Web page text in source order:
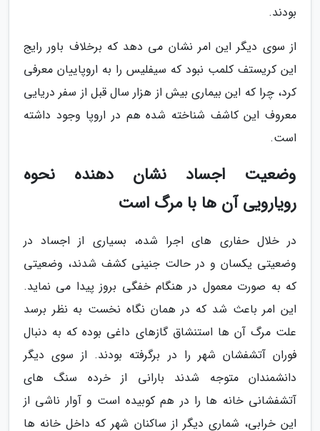
بودند.
از سوی دیگر این امر نشان می دهد که برخلاف باور رایج
این کریستف کلمب نبود که سیفلیس را به اروپاییان معرفی
کرد، چرا که این بیماری بیش از هزار سال قبل از سفر دریایی
معروف این کاشف شناخته شده هم در اروپا وجود داشته
است.
وضعیت اجساد نشان دهنده نحوه
رویارویی آن ها با مرگ است
در خلال حفاری های اجرا شده، بسیاری از اجساد در
وضعیتی یکسان و در حالت جنینی کشف شدند، وضعیتی
که به صورت معمول در هنگام خفگی بروز پیدا می نماید.
این امر باعث شد که در همان نگاه نخست به نظر برسد
علت مرگ آن ها استنشاق گازهای داغی بوده که به دنبال
فوران آتشفشان شهر را در برگرفته بودند. از سوی دیگر
دانشمندان متوجه شدند بارانی از خرده سنگ های
آتشفشانی خانه ها را در هم کوبیده است و آوار ناشی از
این خرابی، شماری دیگر از ساکنان شهر که داخل خانه ها